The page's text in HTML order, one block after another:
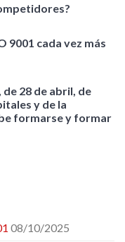
9001 cada vez más
28 de abril, de
y de la
formarse y formar
08/10/2025